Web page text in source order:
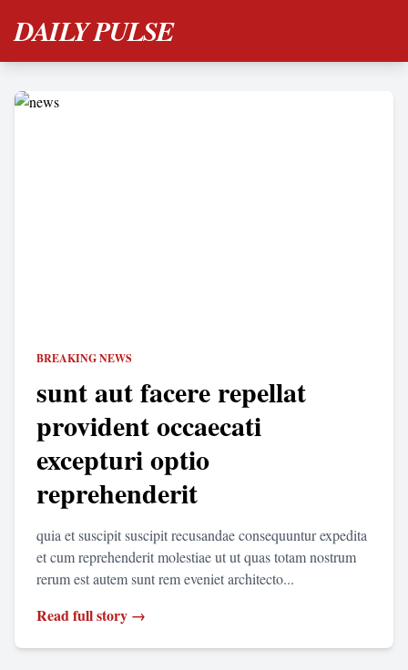
DAILY PULSE
BREAKING NEWS
sunt aut facere repellat
provident occaecati
excepturi optio
reprehenderit
quia et suscipit suscipit recusandae consequuntur expedita
et cum reprehenderit molestiae ut ut quas totam nostrum
rerum est autem sunt rem eveniet architecto...
Read full story →